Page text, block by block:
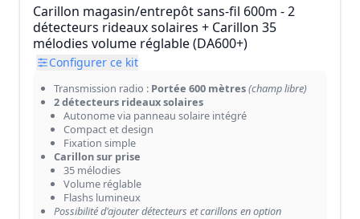
Carillon magasin/entrepôt sans-fil 600m - 2
détecteurs rideaux solaires + Carillon 35
mélodies volume réglable (DA600+)
Configurer ce kit
Transmission radio : Portée 600 mètres(champ libre)
2 détecteurs rideaux solaires
Autonome via panneau solaire intégré
Compact et design
Fixation simple
Carillon sur prise
35 mélodies
Volume réglable
Flashs lumineux
Possibilité d'ajouter détecteurs et carillons en option